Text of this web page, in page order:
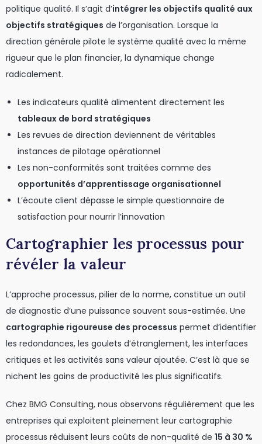
politique qualité. Il s’agit d’intégrer les objectifs qualité aux
objectifs stratégiques de l’organisation. Lorsque la
direction générale pilote le système qualité avec la même
rigueur que le plan financier, la dynamique change
radicalement.
Les indicateurs qualité alimentent directement les
tableaux de bord stratégiques
Les revues de direction deviennent de véritables
instances de pilotage opérationnel
Les non-conformités sont traitées comme des
opportunités d’apprentissage organisationnel
L’écoute client dépasse le simple questionnaire de
satisfaction pour nourrir l’innovation
Cartographier les processus pour
révéler la valeur
L’approche processus, pilier de la norme, constitue un outil
de diagnostic d’une puissance souvent sous-estimée. Une
cartographie rigoureuse des processus permet d’identifier
les redondances, les goulets d’étranglement, les interfaces
critiques et les activités sans valeur ajoutée. C’est là que se
nichent les gains de productivité les plus significatifs.
Chez BMG Consulting, nous observons régulièrement que les
entreprises qui exploitent pleinement leur cartographie
processus réduisent leurs coûts de non-qualité de 15 à 30 %